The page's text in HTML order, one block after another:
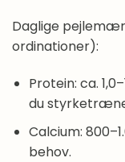
Daglige
ordinationer):
Protein: ca.
du
Calcium:
behov.